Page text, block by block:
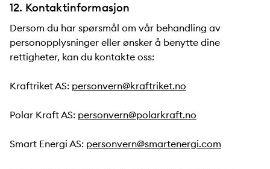
12. Kontaktinformasjon
Dersom du har spørsmål om vår behandling av
personopplysninger eller ønsker å benytte dine
rettigheter, kan du kontakte oss:
Kraftriket AS: personvern@kraftriket.no
Polar Kraft AS: personvern@polarkraft.no
Smart Energi AS: personvern@smartenergi.com